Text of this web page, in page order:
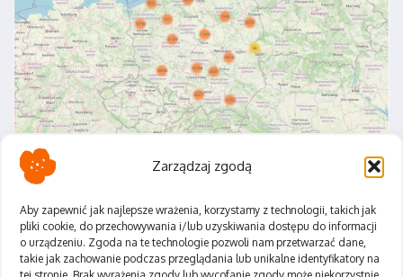
Zarządzaj zgodą
Aby zapewnić jak najlepsze wrażenia, korzystamy z technologii, takich jak
pliki cookie, do przechowywania i/lub uzyskiwania dostępu do informacji
o urządzeniu. Zgoda na te technologie pozwoli nam przetwarzać dane,
takie jak zachowanie podczas przeglądania lub unikalne identyfikatory na
Polityka Prywatności
Regulamin